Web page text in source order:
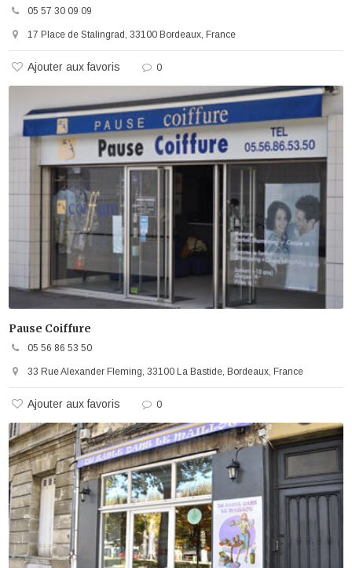
05 57 30 09 09
17 Place de Stalingrad, 33100 Bordeaux, France
Ajouter aux favoris 0
Pause Coiffure
05 56 86 53 50
33 Rue Alexander Fleming, 33100 La Bastide, Bordeaux, France
Ajouter aux favoris 0